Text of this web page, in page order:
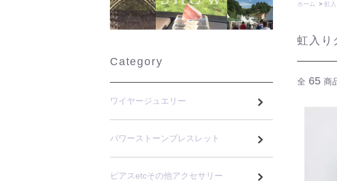
ホーム > 虹
虹入り
全 65 商
Category
ワイヤージュエリー
パワーストーンブレスレット
ピアスetcその他アクセサリー